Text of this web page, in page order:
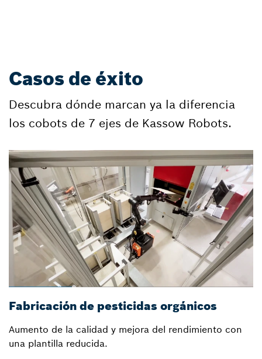
Casos de éxito
Descubra dónde marcan ya la diferencia
los cobots de 7 ejes de Kassow Robots.
Fabricación de pesticidas orgánicos
Aumento de la calidad y mejora del rendimiento con
una plantilla reducida.